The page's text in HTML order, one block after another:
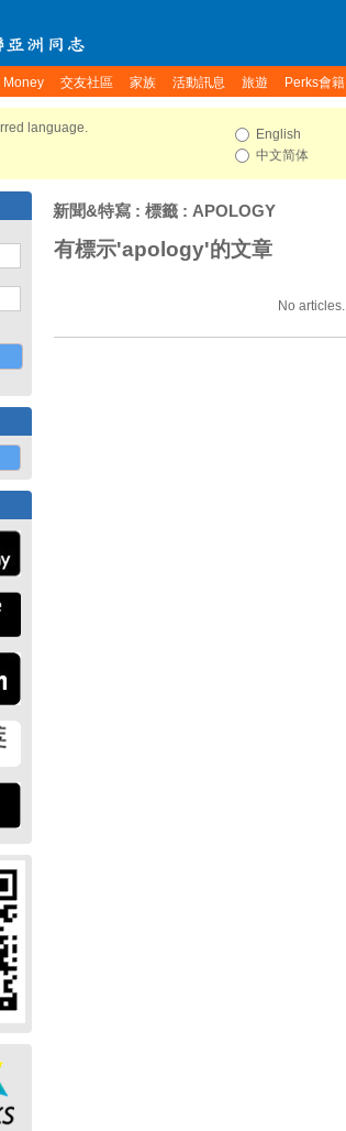
Money 交友社區 家族 活動訊息 旅遊 Perks會籍
language.
English
中文简体
新聞&特寫 : 標籤 : APOLOGY
有標示'apology'的文章
No articles.